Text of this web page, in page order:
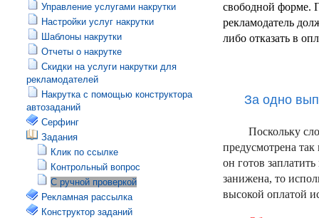
Управление услугами накрутки
Настройки услуг накрутки
Шаблоны накрутки
Отчеты о накрутке
Скидки на услуги накрутки для
рекламодателей
Накрутка с помощью конструктора
автозаданий
Серфинг
Задания
Клик по ссылке
Контрольный вопрос
С ручной проверкой
Рекламная рассылка
Конструктор заданий
свободной форме.
рекламодатель
либо отказать в
За одно
Поскольку
предусмотрена так
он готов
занижена, то
высокой оплатой